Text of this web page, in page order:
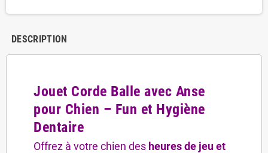
DESCRIPTION
Jouet Corde Balle avec Anse
pour Chien – Fun et Hygiène
Dentaire
Offrez à votre chien des heures de jeu et